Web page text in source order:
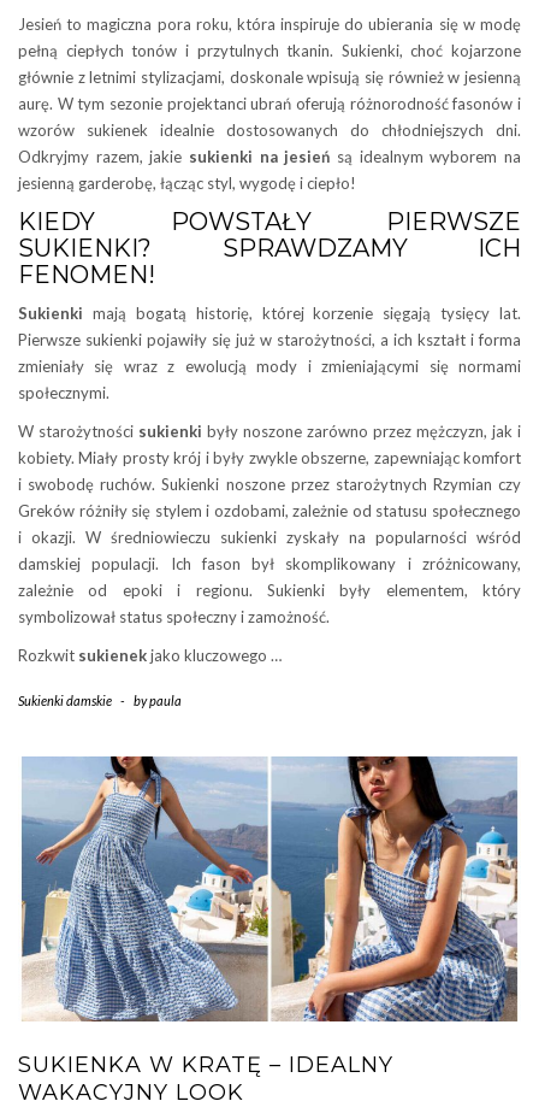
Jesień to magiczna pora roku, która inspiruje do ubierania się w modę
pełną ciepłych tonów i przytulnych tkanin. Sukienki, choć kojarzone
głównie z letnimi stylizacjami, doskonale wpisują się również w jesienną
aurę. W tym sezonie projektanci ubrań oferują różnorodność fasonów i
wzorów sukienek idealnie dostosowanych do chłodniejszych dni.
Odkryjmy razem, jakie sukienki na jesień są idealnym wyborem na
jesienną garderobę, łącząc styl, wygodę i ciepło!
KIEDY POWSTAŁY PIERWSZE
SUKIENKI? SPRAWDZAMY ICH
FENOMEN!
Sukienki mają bogatą historię, której korzenie sięgają tysięcy lat.
Pierwsze sukienki pojawiły się już w starożytności, a ich kształt i forma
zmieniały się wraz z ewolucją mody i zmieniającymi się normami
społecznymi.
W starożytności sukienki były noszone zarówno przez mężczyzn, jak i
kobiety. Miały prosty krój i były zwykle obszerne, zapewniając komfort
i swobodę ruchów. Sukienki noszone przez starożytnych Rzymian czy
Greków różniły się stylem i ozdobami, zależnie od statusu społecznego
i okazji. W średniowieczu sukienki zyskały na popularności wśród
damskiej populacji. Ich fason był skomplikowany i zróżnicowany,
zależnie od epoki i regionu. Sukienki były elementem, który
symbolizował status społeczny i zamożność.
Rozkwit sukienekjako kluczowego …
Sukienki damskie - bypaula
SUKIENKA W KRATĘ – IDEALNY
WAKACYJNY LOOK